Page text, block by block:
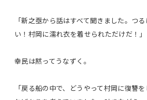
「新之亟から話はすべて聞きました。つ
い！村岡に濡れ衣を着せられただけだ！」
幸民は黙ってうなずく。
「戻る船の中で、どうやって村岡に復讐